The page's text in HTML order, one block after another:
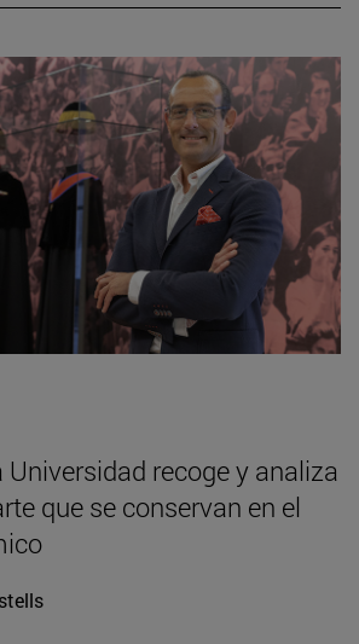
Universidad recoge y analiza
que se conservan en el